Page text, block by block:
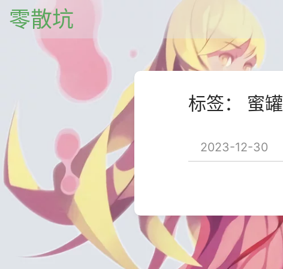
零散坑
标签： 蜜罐
2023-12-30